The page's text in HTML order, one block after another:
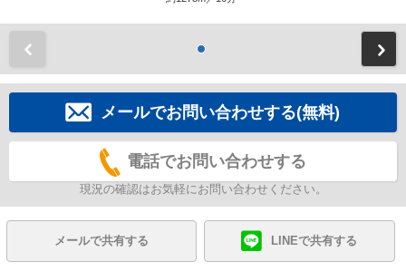
メールでお問い合わせする(無料)
電話でお問い合わせする
現況の確認はお気軽にお問い合わせください。
メールで共有する LINEで共有する